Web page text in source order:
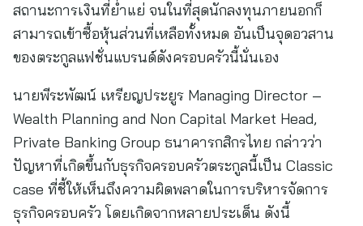
สถานะการเงินที่ย่ำแย่ จนในที่สุดนักลงทุนภายนอกก็
สามารถเข้าซื้อหุ้นส่วนที่เหลือทั้งหมด อันเป็นจุดอวสาน
ของตระกูลแฟชั่นแบรนด์ดังครอบครัวนี้นั่นเอง
นายพีระพัฒน์ เหรียญประยูร Managing Director –
Wealth Planning and Non Capital Market Head,
Private Banking Group ธนาคารกสิกรไทย กล่าวว่า
ปัญหาที่เกิดขึ้นกับธุรกิจครอบครัวตระกูลนี้เป็น Classic
case ที่ชี้ให้เห็นถึงความผิดพลาดในการบริหารจัดการ
ธุรกิจครอบครัว โดยเกิดจากหลายประเด็น ดังนี้